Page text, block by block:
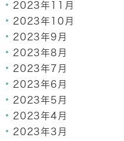
2023年11月
2023年10月
2023年9月
2023年8月
2023年7月
2023年6月
2023年5月
2023年4月
2023年3月